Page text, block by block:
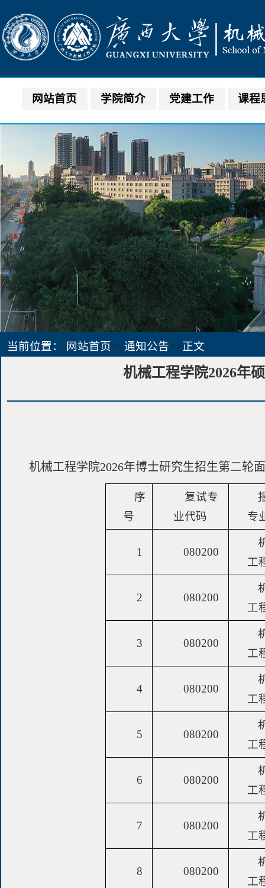
网站首页 学院简介 党建工作 课程
当前位置： 网站首页>>通知公告>>正文
机械工程学院2026年
机械工程学院2026年博士研究生招生第二轮
序
号
复试专
业代码
专
1 080200
工
2 080200
工
3 080200
工
4 080200
工
5 080200
工
6 080200
工
7 080200
工
8 080200
工